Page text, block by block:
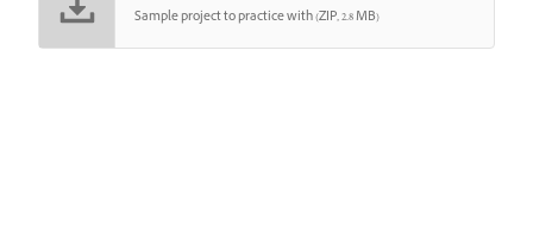
Sample project to practice with (ZIP, 2.8 MB)